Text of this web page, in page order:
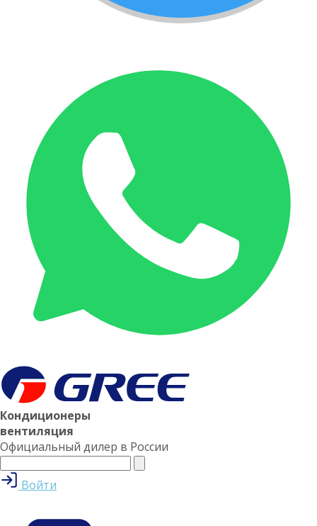
Кондиционеры
вентиляция
Официальный дилер в России
Войти